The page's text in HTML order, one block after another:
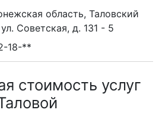
область, Таловский
Советская, д. 131 - 5
18-**
стоимость услуг